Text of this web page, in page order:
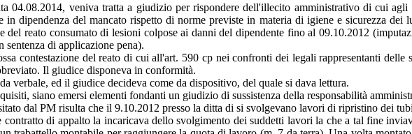
04.08.2014, veniva tratta a giudizio per rispondere dell'illecito amministrativo di cui agli
in dipendenza del mancato rispetto di norme previste in materia di igiene e sicurezza
reato consumato di lesioni colpose ai danni del dipendente fino al 09.10.2012
di applicazione pena).
contestazione del reato di cui all'art. 590 cp nei confronti dei legali rappresentanti
Il giudice disponeva in conformità.
verbale, ed il giudice decideva come da dispositivo, del quale si dava lettura.
siano emersi elementi fondanti un giudizio di sussistenza della responsabilità
dal PM risulta che il 9.10.2012 presso la ditta di si svolgevano lavori di ripristino dei
contratto di appalto la incaricava dello svolgimento dei suddetti lavori la che a tal fine